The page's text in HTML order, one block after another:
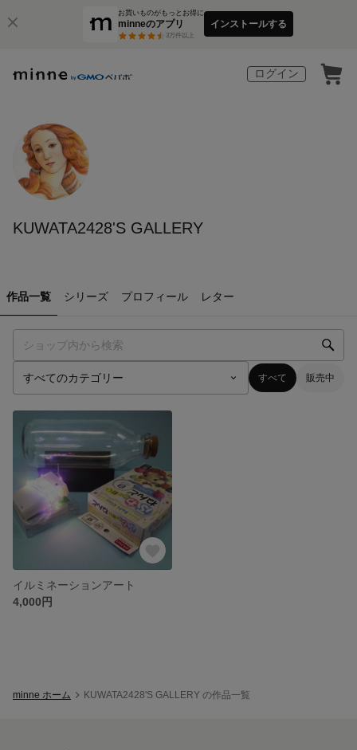
お買いものがもっとお得に
minneのアプリ
3万件以上
インストールする
ログイン
KUWATA2428'S GALLERY
作品一覧 シリーズ プロフィール レター
すべて 販売中
イルミネーションアート
4,000円
minne ホーム KUWATA2428'S GALLERY の作品一覧